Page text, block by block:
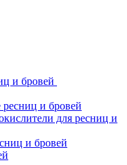
и бровей
и бровей
для ресниц и
и бровей